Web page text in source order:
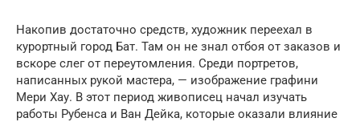
Накопив достаточно средств, художник переехал в
курортный город Бат. Там он не знал отбоя от заказов и
вскоре слег от переутомления. Среди портретов,
написанных рукой мастера, — изображение графини
Мери Хау. В этот период живописец начал изучать
работы Рубенса и Ван Дейка, которые оказали влияние